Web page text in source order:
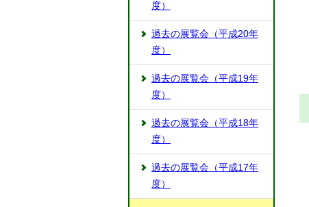
度）
過去の展覧会（平成20年
度）
過去の展覧会（平成19年
度）
過去の展覧会（平成18年
度）
過去の展覧会（平成17年
度）